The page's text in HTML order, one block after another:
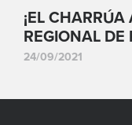
¡EL
REGIONAL DE
24/09/2021